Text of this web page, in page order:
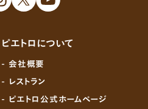
ピエトロについて
- 会社概要
- レストラン
- ピエトロ公式ホームページ